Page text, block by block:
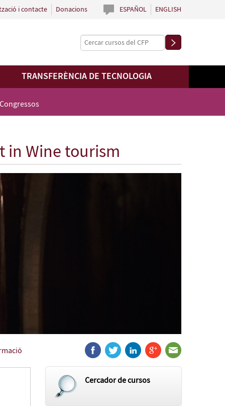
ESPAÑOL ENGLISH
i contacte Donacions
TRANSFERÈNCIA DE TECNOLOGIA
in Wine tourism
Cercador de cursos